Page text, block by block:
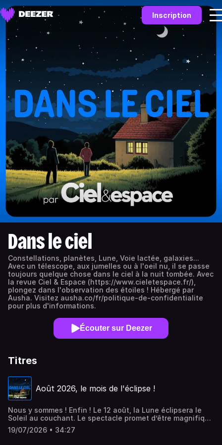
Inscription
Dans le ciel
Constellations, planètes, Lune, Voie lactée, galaxies...
Avec un télescope, aux jumelles ou à l'oeil nu, il se passe
toujours quelque chose dans le ciel à la nuit tombée. Avec
la revue Ciel & Espace (https://www.cieletespace.fr/),
plongez dans l'observation des étoiles ! Hébergé par
Ausha. Visitez ausha.co/fr/politique-de-confidentialite
pour plus d'informations.
Écouter sur Deezer
Titres
Août 2026, le mois de l'éclipse !
Nous y sommes ! Enfin ! Le 12 août, la Lune éclipsera le
Soleil au couchant. Le spectacle promet d’être magnifique
et cela fait des mois que nous nous y préparons. Avant
d'aborder comme à l'habitude la liste des phénomènes
19/07/2026 • 34:27